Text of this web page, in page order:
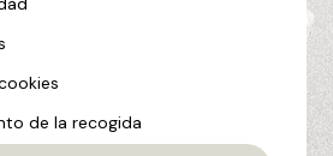
de la recogida